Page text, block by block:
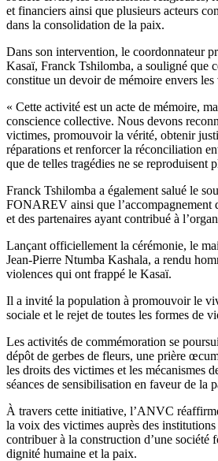
et financiers ainsi que plusieurs acteurs
dans la consolidation de la paix.
Dans son intervention, le coordonnateur
Kasaï, Franck Tshilomba, a souligné que
constitue un devoir de mémoire envers
« Cette activité est un acte de mémoire,
conscience collective. Nous devons
victimes, promouvoir la vérité, obtenir
réparations et renforcer la réconciliation
que de telles tragédies ne se reproduisent
Franck Tshilomba a également salué le
FONAREV ainsi que l’accompagnement
et des partenaires ayant contribué à
Lançant officiellement la cérémonie, le
Jean-Pierre Ntumba Kashala, a rendu
violences qui ont frappé le Kasaï.
Il a invité la population à promouvoir le
sociale et le rejet de toutes les formes de
Les activités de commémoration se
dépôt de gerbes de fleurs, une prière
les droits des victimes et les mécanismes
séances de sensibilisation en faveur de la
À travers cette initiative, l’ANVC
la voix des victimes auprès des institutions
contribuer à la construction d’une société
dignité humaine et la paix.